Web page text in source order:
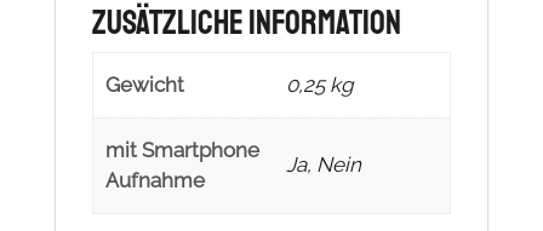
Zusätzliche Information
Gewicht 0,25 kg
mit Smartphone
Aufnahme
Ja, Nein